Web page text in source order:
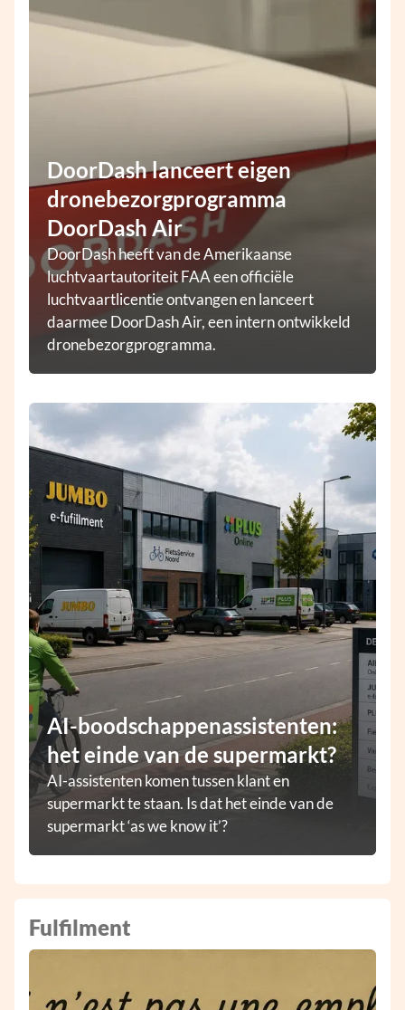
AI-boodschappenassistenten:
het einde van de supermarkt?
AI-assistenten komen tussen klant en
supermarkt te staan. Is dat het einde van de
supermarkt ‘as we know it’?
DoorDash lanceert eigen
dronebezorgprogramma
DoorDash Air
DoorDash heeft van de Amerikaanse
luchtvaartautoriteit FAA een officiële
luchtvaartlicentie ontvangen en lanceert
daarmee DoorDash Air, een intern ontwikkeld
dronebezorgprogramma.
Fulfilment